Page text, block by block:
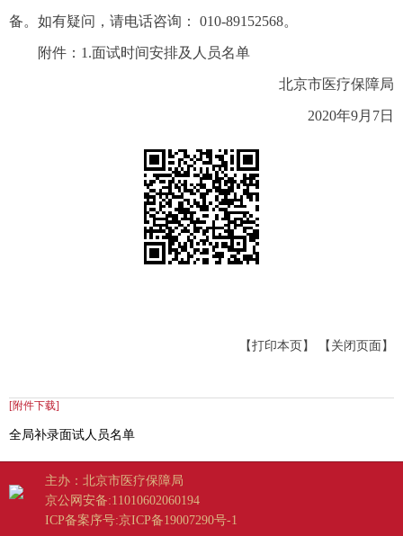
备。如有疑问，请电话咨询： 010-89152568。
附件：1.面试时间安排及人员名单
北京市医疗保障局
2020年9月7日
【打印本页】 【关闭页面】
[附件下载]
全局补录面试人员名单
主办：北京市医疗保障局
京公网安备:11010602060194
ICP备案序号:京ICP备19007290号-1